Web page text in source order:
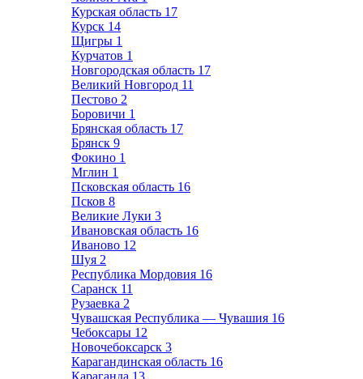
Курская область 17
Курск 14
Щигры 1
Курчатов 1
Новгородская область 17
Великий Новгород 11
Пестово 2
Боровичи 1
Брянская область 17
Брянск 9
Фокино 1
Мглин 1
Псковская область 16
Псков 8
Великие Луки 3
Ивановская область 16
Иваново 12
Шуя 2
Республика Мордовия 16
Саранск 11
Рузаевка 2
Чувашская Республика — Чувашия 16
Чебоксары 12
Новочебоксарск 3
Карагандинская область 16
Караганда 13